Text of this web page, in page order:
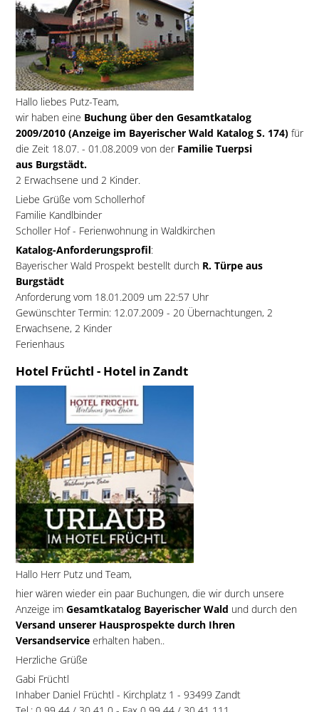
Hallo liebes Putz-Team,
wir haben eine Buchung über den Gesamtkatalog
2009/2010 (Anzeige im Bayerischer Wald Katalog S. 174) für
die Zeit 18.07. - 01.08.2009 von der Familie Tuerpsi
aus Burgstädt.
2 Erwachsene und 2 Kinder.
Liebe Grüße vom Schollerhof
Familie Kandlbinder
Scholler Hof - Ferienwohnung in Waldkirchen
Katalog-Anforderungsprofil:
Bayerischer Wald Prospekt bestellt durch R. Türpe aus
Burgstädt
Anforderung vom 18.01.2009 um 22:57 Uhr
Gewünschter Termin: 12.07.2009 - 20 Übernachtungen, 2
Erwachsene, 2 Kinder
Ferienhaus
Hotel Früchtl - Hotel in Zandt
Hallo Herr Putz und Team,
hier wären wieder ein paar Buchungen, die wir durch unsere
Anzeige im Gesamtkatalog Bayerischer Wald und durch den
Versand unserer Hausprospekte durch Ihren
Versandservice erhalten haben..
Herzliche Grüße
Gabi Früchtl
Inhaber Daniel Früchtl - Kirchplatz 1 - 93499 Zandt